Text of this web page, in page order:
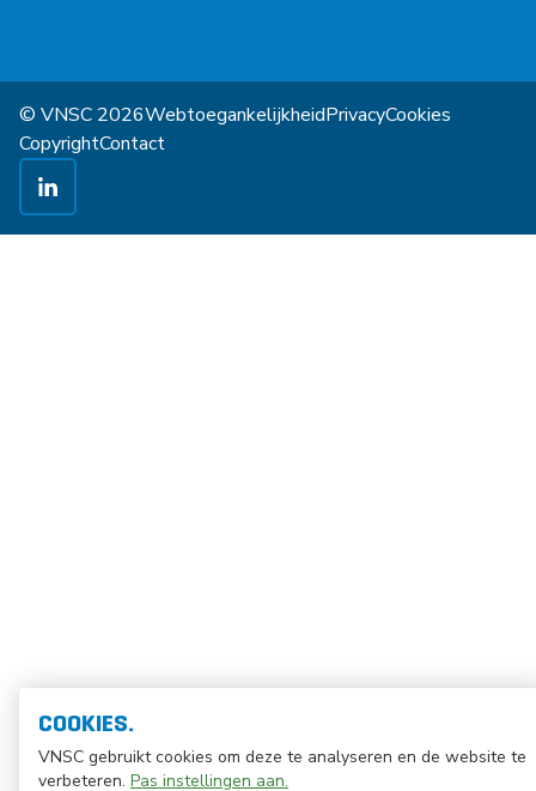
© VNSC 2026WebtoegankelijkheidPrivacyCookies
CopyrightContact
COOKIES.
VNSC gebruikt cookies om deze te analyseren en de website te
verbeteren. Pas instellingen aan.